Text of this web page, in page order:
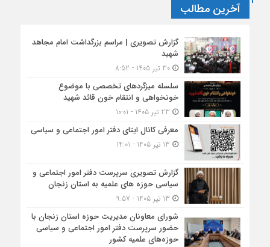
آخرین مطالب
گزارش تصویری | مراسم بزرگداشت امام مجاهد
شهید
30 تیر 1405 - 8:52
سلسله میزگردهای تخصصی با موضوع
خونخواهی و انتقام خون قائد شهید
معرفی کانال ایتای دفتر امور اجتماعی و سیاسی
گزارش تصویری سرپرست دفتر امور اجتماعی و
سیاسی حوزه های علمیه به استان زنجان
شورای معاونان مدیریت حوزه استان زنجان با
حضور سرپرست دفتر امور اجتماعی و سیاسی
حوزه‌های علمیه کشور